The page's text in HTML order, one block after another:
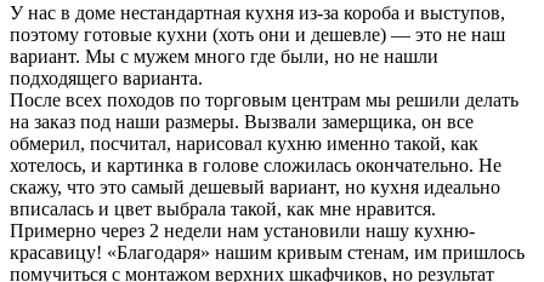
У нас в доме нестандартная кухня из-за короба и выступов,
поэтому готовые кухни (хоть они и дешевле) — это не наш
вариант. Мы с мужем много где были, но не нашли
подходящего варианта.
После всех походов по торговым центрам мы решили делать
на заказ под наши размеры. Вызвали замерщика, он все
обмерил, посчитал, нарисовал кухню именно такой, как
хотелось, и картинка в голове сложилась окончательно. Не
скажу, что это самый дешевый вариант, но кухня идеально
вписалась и цвет выбрала такой, как мне нравится.
Примерно через 2 недели нам установили нашу кухню-
красавицу! «Благодаря» нашим кривым стенам, им пришлось
помучиться с монтажом верхних шкафчиков, но результат